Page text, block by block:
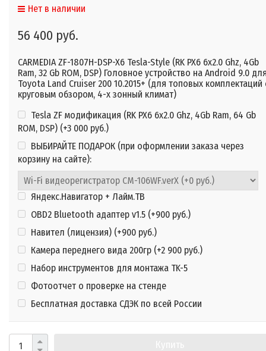
Нет в наличии
56 400 руб.
CARMEDIA ZF-1807H-DSP-X6 Tesla-Style (RK PX6 6x2.0 Ghz, 4Gb
Ram, 32 Gb ROM, DSP) Головное устройство на Android 9.0
Toyota Land Cruiser 200 10.2015+ (для топовых комплектаций
круговым обзором, 4-х зонный климат)
Tesla ZF модификация (RK PX6 6x2.0 Ghz, 4Gb Ram, 64 Gb
ROM, DSP) (+3 000 руб.)
ВЫБИРАЙТЕ ПОДАРОК (при оформлении заказа через
корзину на сайте):
Яндекс.Навигатор + Лайм.ТВ
OBD2 Bluetooth адаптер v1.5 (+900 руб.)
Навител (лицензия) (+900 руб.)
Камера переднего вида 200гр (+2 900 руб.)
Набор инструментов для монтажа TK-5
Фотоотчет о проверке на стенде
Бесплатная доставка СДЭК по всей России